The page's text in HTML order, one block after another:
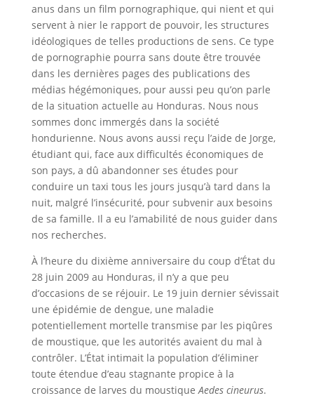
anus dans un film pornographique, qui nient et qui
servent à nier le rapport de pouvoir, les structures
idéologiques de telles productions de sens. Ce type
de pornographie pourra sans doute être trouvée
dans les dernières pages des publications des
médias hégémoniques, pour aussi peu qu’on parle
de la situation actuelle au Honduras. Nous nous
sommes donc immergés dans la société
hondurienne. Nous avons aussi reçu l’aide de Jorge,
étudiant qui, face aux difficultés économiques de
son pays, a dû abandonner ses études pour
conduire un taxi tous les jours jusqu’à tard dans la
nuit, malgré l’insécurité, pour subvenir aux besoins
de sa famille. Il a eu l’amabilité de nous guider dans
nos recherches.
À l’heure du dixième anniversaire du coup d’État du
28 juin 2009 au Honduras, il n’y a que peu
d’occasions de se réjouir. Le 19 juin dernier sévissait
une épidémie de dengue, une maladie
potentiellement mortelle transmise par les piqûres
de moustique, que les autorités avaient du mal à
contrôler. L’État intimait la population d’éliminer
toute étendue d’eau stagnante propice à la
croissance de larves du moustique Aedes cineurus.